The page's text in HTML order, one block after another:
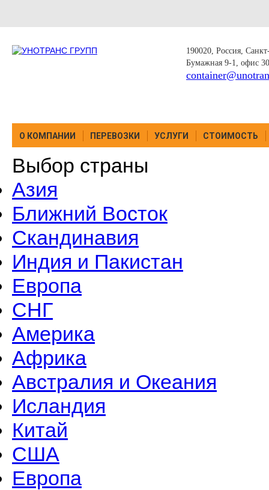
190020, Россия,
Бумажная 9-1, офис
О КОМПАНИИ ПЕРЕВОЗКИ УСЛУГИ СТОИМОСТЬ
Выбор страны
Азия
Ближний Восток
Скандинавия
Индия и Пакистан
Европа
СНГ
Америка
Африка
Австралия и Океания
Исландия
Китай
США
Европа